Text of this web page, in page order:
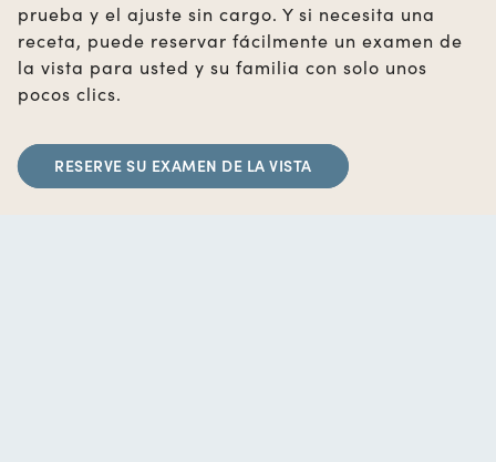
prueba y el ajuste sin cargo. Y si necesita una
receta, puede reservar fácilmente un examen de
la vista para usted y su familia con solo unos
pocos clics.
RESERVE SU EXAMEN DE LA VISTA